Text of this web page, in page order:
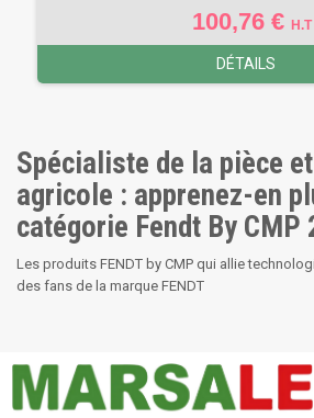
100,76 € H.T
DÉTAILS
Spécialiste de la pièce
agricole : apprenez-en
catégorie Fendt By CMP
Les produits FENDT by CMP qui allie
des fans de la marque FENDT